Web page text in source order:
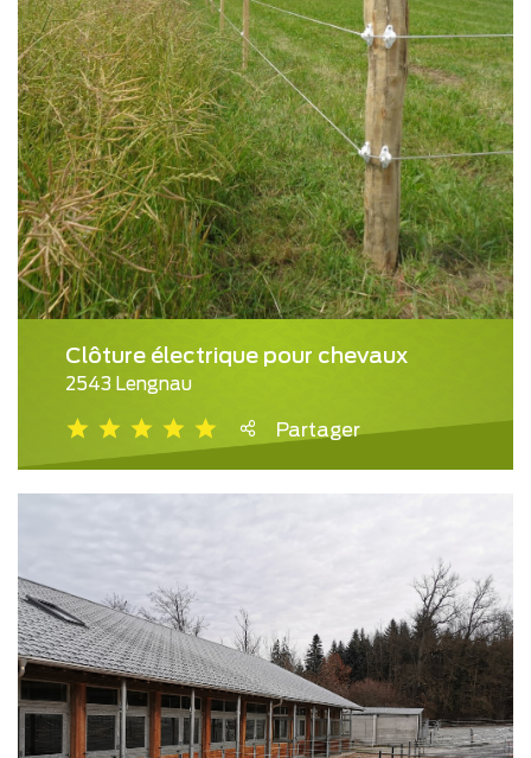
Clôture électrique pour chevaux
2543 Lengnau
Partager